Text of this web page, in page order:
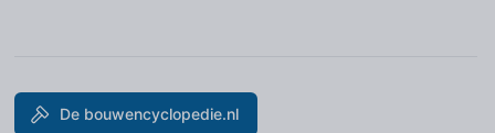
De bouwencyclopedie.nl